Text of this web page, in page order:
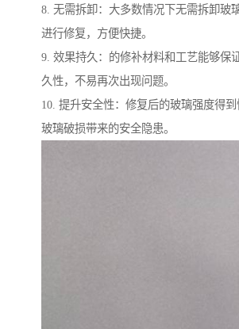
8. 无需拆卸：大多数情况下无需拆卸玻
进行修复，方便快捷。
9. 效果持久：的修补材料和工艺能够保
久性，不易再次出现问题。
10. 提升安全性：修复后的玻璃强度得
玻璃破损带来的安全隐患。